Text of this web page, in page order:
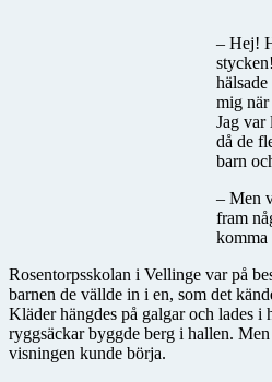
– Hej!
mig när
Jag var
då de
barn
– Men
fram
komma
Rosentorpsskolan i Vellinge var på
barnen de vällde in i en, som det
Kläder hängdes på galgar och lades i
ryggsäckar byggde berg i hallen.
visningen kunde börja.